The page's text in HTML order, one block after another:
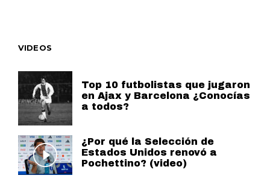
VIDEOS
Top 10 futbolistas que jugaron
en Ajax y Barcelona ¿Conocías
a todos?
¿Por qué la Selección de
Estados Unidos renovó a
Pochettino? (video)